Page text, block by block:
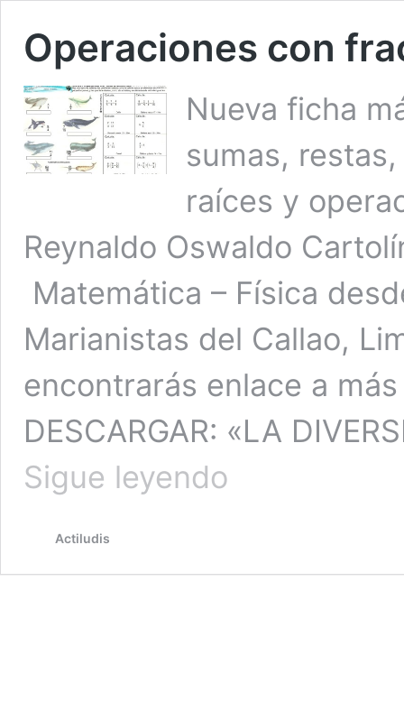
Operaciones con
Nueva ficha
sumas,
raíces y
Reynaldo Oswaldo
Matemática – Física
Marianistas del Callao,
encontrarás enlace a
DESCARGAR: «LA
Sigue leyendo
Actiludis